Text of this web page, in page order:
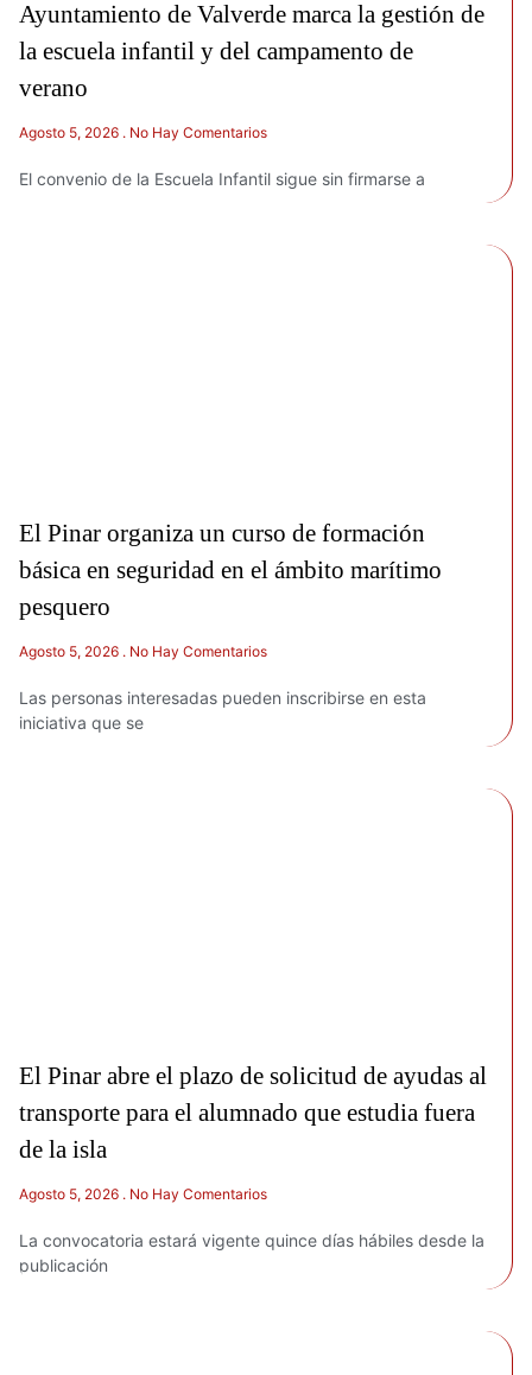
Ayuntamiento de Valverde marca la gestión de
la escuela infantil y del campamento de
verano
Agosto 5, 2026 No Hay Comentarios
El convenio de la Escuela Infantil sigue sin firmarse a
El Pinar organiza un curso de formación
básica en seguridad en el ámbito marítimo
pesquero
Agosto 5, 2026 No Hay Comentarios
Las personas interesadas pueden inscribirse en esta
iniciativa que se
El Pinar abre el plazo de solicitud de ayudas al
transporte para el alumnado que estudia fuera
de la isla
Agosto 5, 2026 No Hay Comentarios
La convocatoria estará vigente quince días hábiles desde la
publicación